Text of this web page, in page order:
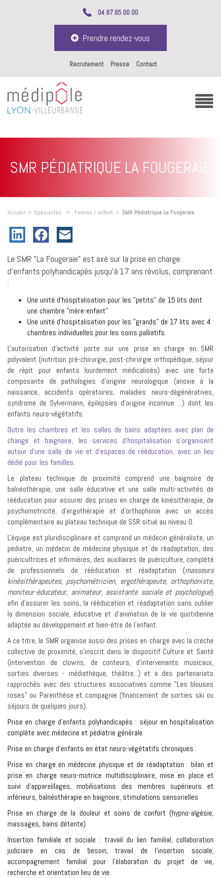
04 87 65 00 00
Prendre rendez-vous
Recrutement Presse Contact
SMR PÉDIATRIQUE LA FOUGERAIE
Accueil > Spécialités > Femme / enfant > SMR Pédiatrique La Fougeraie
Le SMR "La Fougeraie" est axé sur la prise en charge
d'enfants polyhandicapés jusqu'à 17 ans révolus, comprenant
:
Une unité d'hospitalisation pour les "petits" de 15 lits dont
une chambre "mère-enfant"
Une unité d'hospitalisation pour les "grands" de 17 lits avec 4
chambres individuelles pour les soins palliatifs
L'autorisation d'activité porte sur une prise en charge en SMR
polyvalent (nutrition pré-chirurgie, post-chirurgie orthopédique, séjour
de répit pour enfants lourdement médicalisés) avec une forte
composante de pathologies d'origine neurologique (anoxie à la
naissance, accidents opératoires, maladies neuro-dégénératives,
syndrome de Sylvermann, épilepsies d'origine inconnue ...) dont les
enfants neuro-végétatifs.
Outre les chambres et les salles de bains adaptées avec plan de
change et baignoire, les services d'hospitalisation s'organisent
autour d'une salle de vie et d'espaces de rééducation, avec un lieu
dédié pour les familles.
Le plateau technique de proximité comprend une baignoire de
balnéothérapie, une salle éducative et une salle multi-activités de
rééducation pour assurer des prises en charge de kinésithérapie, de
psychomotricité, d'ergothérapie et d'orthophonie avec un accès
complémentaire au plateau technique de SSR situé au niveau 0.
L'équipe est pluridisciplinaire et comprend un médecin généraliste, un
pédiatre, un médecin de médecine physique et de réadaptation, des
puéricultrices et infirmières, des auxiliaires de puériculture, complété
de professionnels de rééducation et réadaptation (masseurs
kinésithérapeutes, psychométricien, ergothérapeute, orthophoniste,
moniteur-éducateur, animateur, assistante sociale et psychologue)
afin d'assurer les soins, la rééducation et réadaptation sans oublier
la dimension sociale, éducative et d'animation de la vie quotidienne
adaptée au développement et bien-être de l'enfant.
A ce titre, le SMR organise aussi des prises en charge avec la crèche
collective de proximité, s'inscrit dans le dispositif Culture et Santé
(intervention de clowns, de conteurs, d'intervenants musicaux,
sorties diverses - médiathèque, théâtre...) et a des partenariats
rapprochés avec des structures associatives comme "Les blouses
roses" ou Parenthèse et compagnie (financement de sorties ski ou
séjours de quelques jours).
Prise en charge d'enfants polyhandicapés : séjour en hospitalisation
complète avec médecine et pédiatrie générale
Prise en charge d'enfants en état neuro-végétatifs chroniques
Prise en charge en médecine physique et de réadaptation : bilan et
prise en charge neuro-motrice multidisciplinaire, mise en place et
suivi d'appareillages, mobilisations des membres supérieurs et
inférieurs, balnéothérapie en baignoire, stimulations sensorielles
Prise en charge de la douleur et soins de confort (hypno-algésie,
massages, bains détente)
Insertion familiale et sociale : travail du lien familial, collaboration
judiciaire en cas de besoin, travail de l'insertion sociale,
accompagnement familial pour l'élaboration du projet de vie,
recherche et orientation lieu de vie.